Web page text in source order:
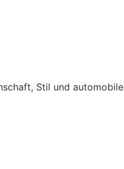
Stil und